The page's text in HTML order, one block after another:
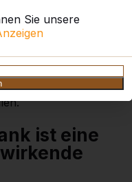
Sie unsere
fehl am Platz.
eine wundervolle
Diese Bank ist
zu bieten,
oder einen
ist eine